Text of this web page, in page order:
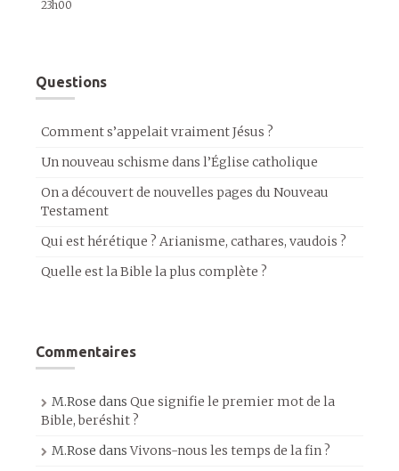
23h00
Questions
Comment s’appelait vraiment Jésus ?
Un nouveau schisme dans l’Église catholique
On a découvert de nouvelles pages du Nouveau
Testament
Qui est hérétique ? Arianisme, cathares, vaudois ?
Quelle est la Bible la plus complète ?
Commentaires
M.Rose dans Que signifie le premier mot de la
Bible, beréshit ?
M.Rose dansVivons-nous les temps de la fin ?